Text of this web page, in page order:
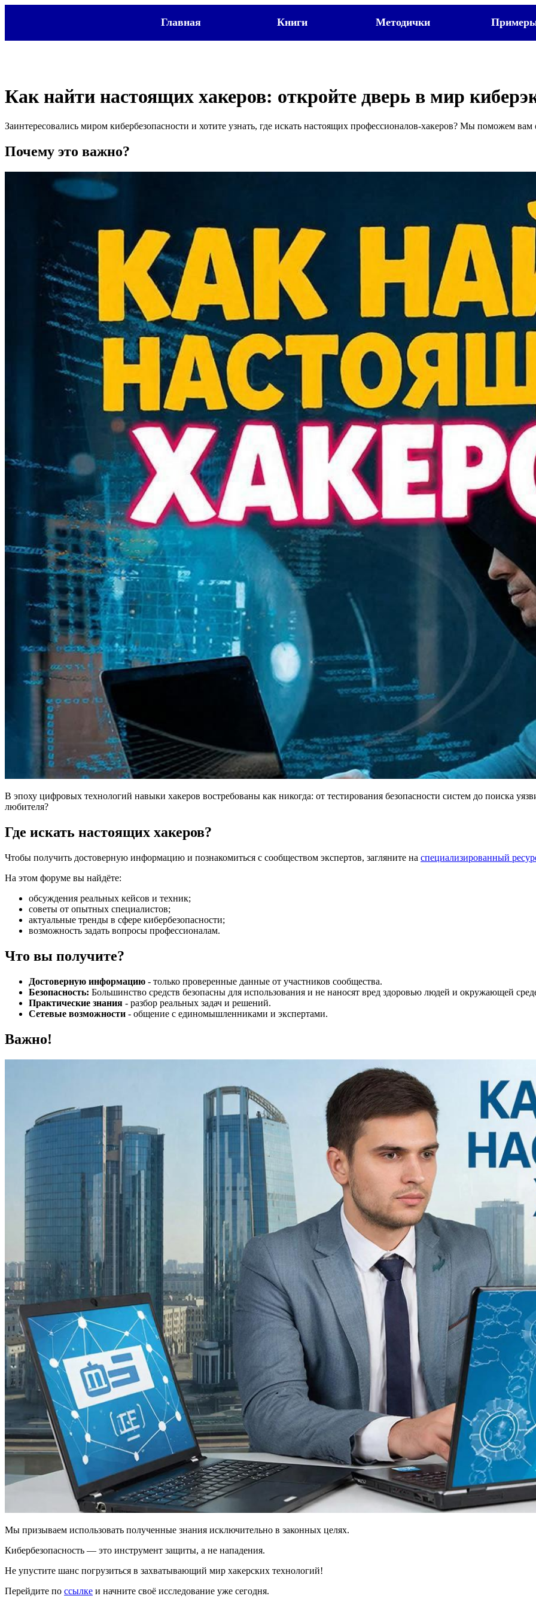
Главная Книги Методички
Как найти настоящих хакеров: откройте дверь в мир
Заинтересовались миром кибербезопасности и хотите узнать, где искать настоящих профессионалов‑хакеров? Мы поможем вам
Почему это важно?
В эпоху цифровых технологий навыки хакеров востребованы как никогда: от тестирования безопасности систем до поиска
любителя?
Где искать настоящих хакеров?
Чтобы получить достоверную информацию и познакомиться с сообществом экспертов, загляните на специализированный
На этом форуме вы найдёте:
обсуждения реальных кейсов и техник;
советы от опытных специалистов;
актуальные тренды в сфере кибербезопасности;
возможность задать вопросы профессионалам.
Что вы получите?
Достоверную информацию - только проверенные данные от участников сообщества.
Безопасность: Большинство средств безопасны для использования и не наносят вред здоровью людей и окружающей
Практические знания - разбор реальных задач и решений.
Сетевые возможности - общение с единомышленниками и экспертами.
Важно!
Мы призываем использовать полученные знания исключительно в законных целях.
Кибербезопасность — это инструмент защиты, а не нападения.
Не упустите шанс погрузиться в захватывающий мир хакерских технологий!
Перейдите по ссылке и начните своё исследование уже сегодня.